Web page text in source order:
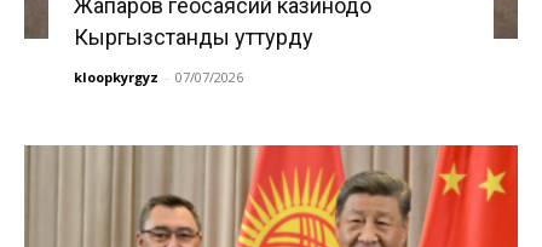
Жапаров геосаясий казинодо
Кыргызстанды уттурду
kloopkyrgyz - 07/07/2026